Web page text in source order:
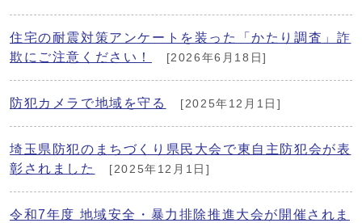
住宅の耐震対策アンケートを装った「かたり調査」詐
欺にご注意ください！
[2026年6月18日]
防犯カメラで地域を守る [2025年12月1日]
埼玉県防犯のまちづくり県民大会で東自主防犯会が表
彰されました
[2025年12月1日]
令和7年度 地域安全・暴力排除推進大会が開催されま